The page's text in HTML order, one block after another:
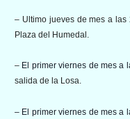
– Ultimo jueves de mes a las
Plaza del Humedal.
– El primer viernes de mes a
salida de la Losa.
– El primer viernes de mes a